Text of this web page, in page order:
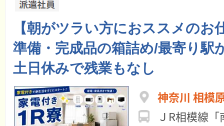
【朝がツラい方におススメのお
準備・完成品の箱詰め/最寄り駅
土日休みで残業もなし
神奈川 相模
ＪR相模線